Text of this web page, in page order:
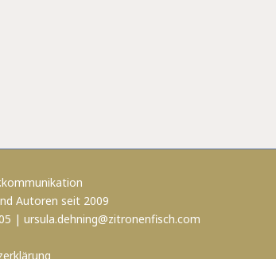
Autoren seit 2009
| ursula.dehning@zitronenfisch.com